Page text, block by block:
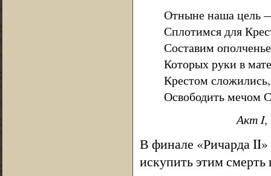
Отныне наша цель
Сплотимся для
Составим
Которых руки в
Крестом
Освободить мечом
Акт I,
В финале «Ричарда II»
искупить этим смерть